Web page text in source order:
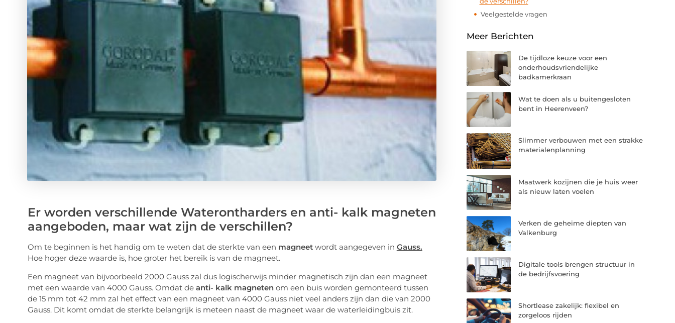
Er worden verschillende Waterontharders en anti- kalk magneten
aangeboden, maar wat zijn de verschillen?
Om te beginnen is het handig om te weten dat de sterkte van een magneetwordt aangegeven in Gauss.
Hoe hoger deze waarde is, hoe groter het bereik is van de magneet.
Een magneet van bijvoorbeeld 2000 Gauss zal dus logischerwijs minder magnetisch zijn dan een magneet
met een waarde van 4000 Gauss. Omdat de anti- kalk magnetenom een buis worden gemonteerd tussen
de 15 mm tot 42 mm zal het effect van een magneet van 4000 Gauss niet veel anders zijn dan die van 2000
Gauss. Dit komt omdat de sterkte belangrijk is meteen naast de magneet waar de waterleidingbuis zit.
Veelgestelde vragen
Meer Berichten
De tijdloze keuze voor een
onderhoudsvriendelijke
badkamerkraan
Wat te doen als u buitengesloten
bent in Heerenveen?
Slimmer verbouwen met een strakke
materialenplanning
Maatwerk kozijnen die je huis weer
als nieuw laten voelen
Verken de geheime diepten van
Valkenburg
Digitale tools brengen structuur in
de bedrijfsvoering
Shortlease zakelijk: flexibel en
zorgeloos rijden